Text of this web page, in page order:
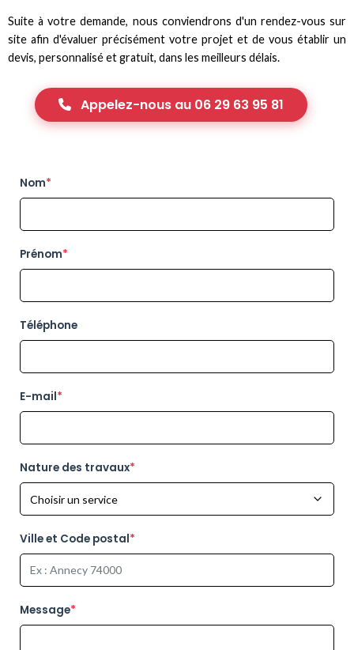
Suite à votre demande, nous conviendrons d'un rendez-vous sur
site afin d'évaluer précisément votre projet et de vous établir un
devis, personnalisé et gratuit, dans les meilleurs délais.
Appelez-nous au 06 29 63 95 81
Nom*
Prénom*
Téléphone
E-mail*
Nature des travaux*
Ville et Code postal*
Message*